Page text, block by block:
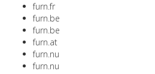
furn.fr
furn.be
furn.be
furn.at
furn.nu
furn.nu